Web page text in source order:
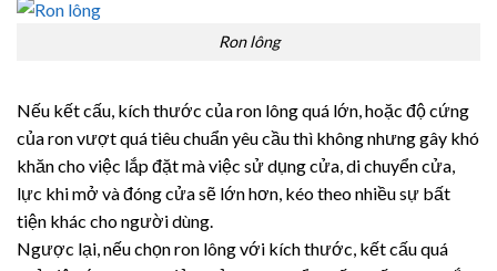
Ron lông
Nếu kết cấu, kích thước của ron lông quá lớn, hoặc độ cứng
của ron vượt quá tiêu chuẩn yêu cầu thì không nhưng gây khó
khăn cho việc lắp đặt mà việc sử dụng cửa, di chuyển cửa,
lực khi mở và đóng cửa sẽ lớn hơn, kéo theo nhiều sự bất
tiện khác cho người dùng.
Ngược lại, nếu chọn ron lông với kích thước, kết cấu quá